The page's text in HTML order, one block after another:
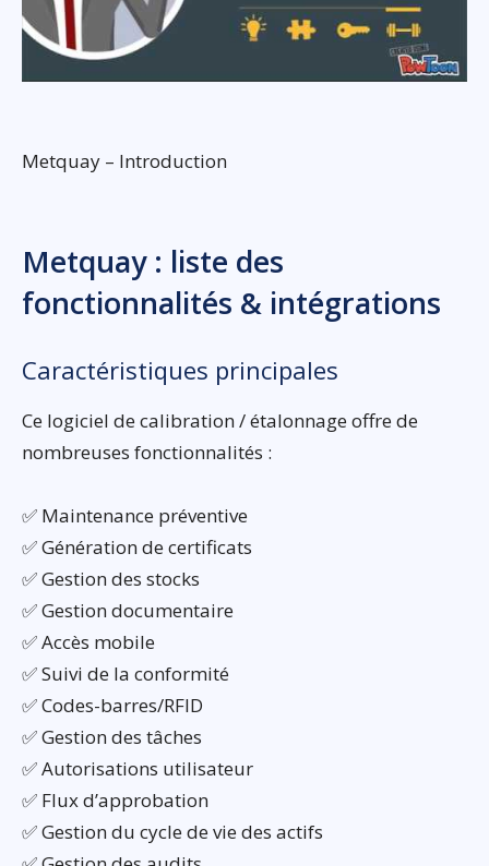
Metquay – Introduction
Metquay : liste des
fonctionnalités & intégrations
Caractéristiques principales
Ce logiciel de calibration / étalonnage offre de
nombreuses fonctionnalités :
✅ Maintenance préventive
✅ Génération de certificats
✅ Gestion des stocks
✅ Gestion documentaire
✅ Accès mobile
✅ Suivi de la conformité
✅ Codes-barres/RFID
✅ Gestion des tâches
✅ Autorisations utilisateur
✅ Flux d’approbation
✅ Gestion du cycle de vie des actifs